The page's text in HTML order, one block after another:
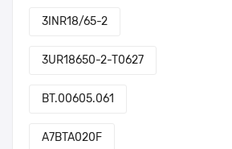
3INR18/65-2
3UR18650-2-T0627
BT.00605.061
A7BTA020F